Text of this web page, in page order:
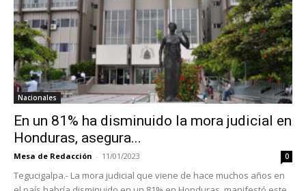
Nacionales
En un 81% ha disminuido la mora judicial en
Honduras, asegura...
Mesa de Redacción - 11/01/2023 0
Tegucigalpa.- La mora judicial que viene de hace muchos años en